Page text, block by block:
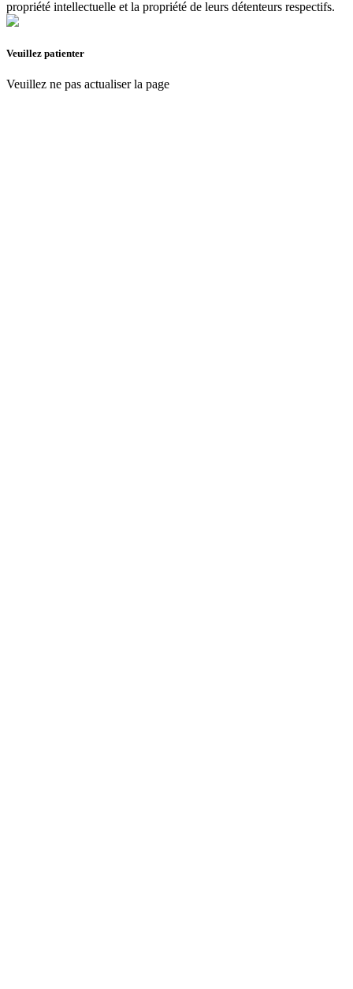
propriété intellectuelle et la propriété de leurs détenteurs respectifs.
Veuillez patienter
Veuillez ne pas actualiser la page